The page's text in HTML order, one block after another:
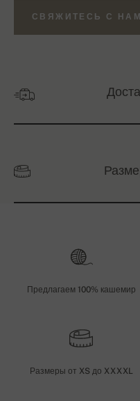
СВЯЖИТЕСЬ С
Предлагаем 100% кашемир
Размеры от XS до XXXXL